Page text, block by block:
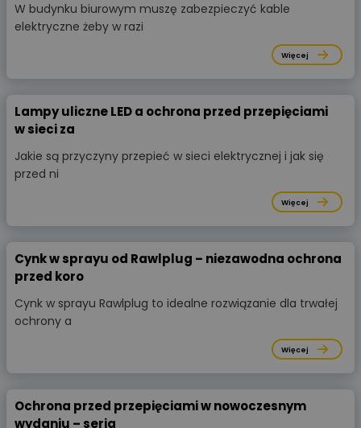
W budynku biurowym muszę zabezpieczyć kable
elektryczne żeby w razi
Więcej
Lampy uliczne LED a ochrona przed przepięciami
w sieci za
Jakie są przyczyny przepieć w sieci elektrycznej i jak się
przed ni
Więcej
Cynk w sprayu od Rawlplug – niezawodna ochrona
przed koro
Cynk w sprayu Rawlplug to idealne rozwiązanie dla trwałej
ochrony a
Więcej
Ochrona przed przepięciami w nowoczesnym
wydaniu – seria